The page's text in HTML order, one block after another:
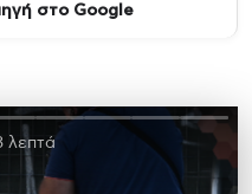
στο Google
λεπτά